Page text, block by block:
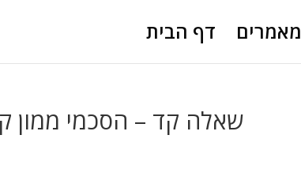
דף הבית מאמרים
שאלה קד – הסכמי ממון